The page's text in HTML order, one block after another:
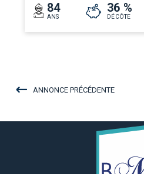
84
ANS
36 %
DÉCÔTE
ANNONCE PRÉCÉDENTE